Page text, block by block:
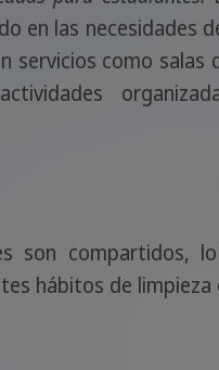
en las necesidades
servicios como salas
son compartidos,
hábitos de